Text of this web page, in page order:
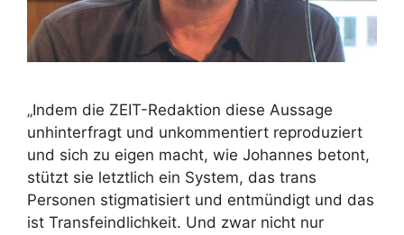
„Indem die ZEIT-Redaktion diese Aussage
unhinterfragt und unkommentiert reproduziert
und sich zu eigen macht, wie Johannes betont,
stützt sie letztlich ein System, das trans
Personen stigmatisiert und entmündigt und das
ist Transfeindlichkeit. Und zwar nicht nur